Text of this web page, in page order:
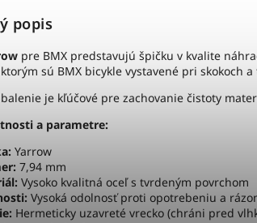
popis
pre BMX predstavujú špičku v kvalite
sú BMX bicykle vystavené pri skokoch
je kľúčové pre zachovanie čistoty
a parametre:
Yarrow
7,94 mm
Vysoko kvalitná oceľ s tvrdeným povrchom
Vysoká odolnosť proti opotrebeniu a
Hermeticky uzavreté vrecko (chráni pred